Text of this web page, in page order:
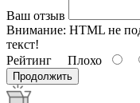
Ваш отзыв
Внимание: HTML не
текст!
Рейтинг Плохо
Продолжить